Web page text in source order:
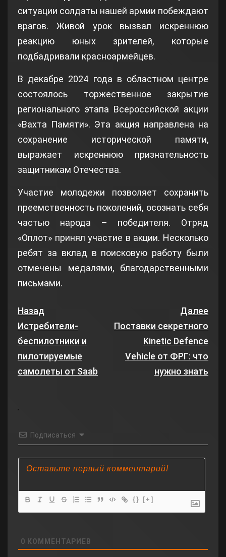
ситуации солдаты нашей армии побеждают
врагов. Живой урок вызвал искреннюю
реакцию юных зрителей, которые
подбадривали красноармейцев.
В декабре 2024 года в областном центре
состоялось торжественное закрытие
регионального этапа Всероссийской акции
«Вахта Памяти». Эта акция направлена на
сохранение исторической памяти,
выражает искреннюю признательность
защитникам Отечества.
Участие молодежи позволяет сохранить
преемственность поколений, осознать себя
частью народа – победителя. Отряд
«Оплот» принял участие в акции. Несколько
ребят за вклад в поисковую работу были
отмечены медалями, благодарственными
письмами.
Назад
Истребители-
беспилотники и
пилотируемые
самолеты от Saab
Далее
Поставки секретного
Kinetic Defence
Vehicle от ФРГ: что
нужно знать
Подписаться
{} [+]
0 КОММЕНТАРИЕВ